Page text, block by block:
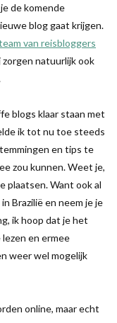
de komende
blog gaat krijgen.
van reisbloggers
zorgen natuurlijk ook
blogs klaar staan met
ik tot nu toe steeds
en tips te
zou kunnen. Weet je,
plaatsen. Want ook al
Brazilië en neem je je
ik hoop dat je het
en ermee
weer wel mogelijk
online, maar echt